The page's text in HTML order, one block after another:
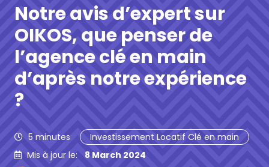
Notre avis d’expert sur
OIKOS, que penser de
l’agence clé en main
d’après notre expérience
?
5 minutes
Investissement Locatif Clé en main
Mis à jour le:
8 March 2024